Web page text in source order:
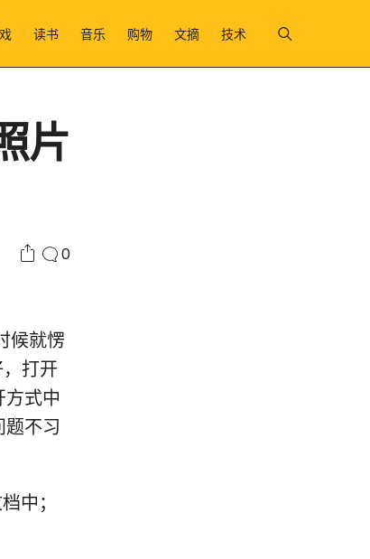
读书 音乐 购物 文摘 技术
片
0
候就愣
打开
式中
不习
中；